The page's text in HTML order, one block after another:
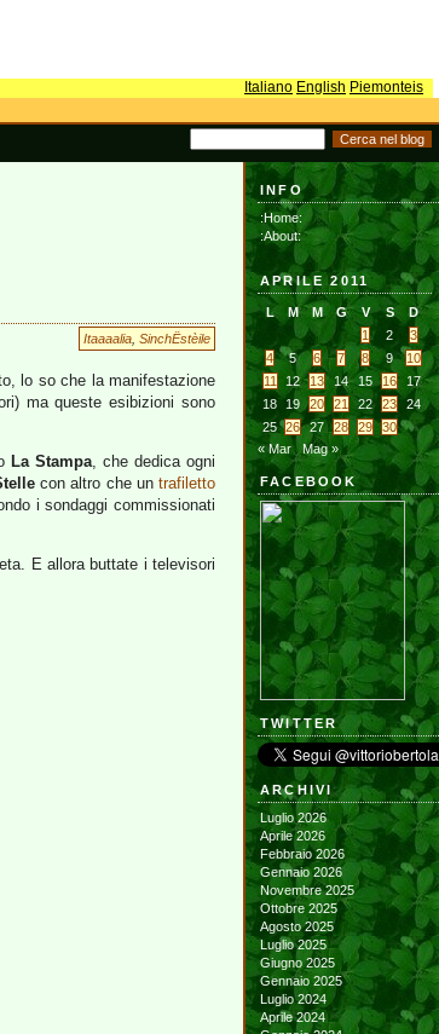
Italiano English Piemonteis
Itaaaalia SinchËstèile
lo so che la manifestazione
ma queste esibizioni sono
La Stampa, che dedica ogni
con altro che untrafiletto
i sondaggi commissionati
E allora buttate i televisori
INFO
:Home:
:About:
APRILE 2011
L M M G V S
D
1
2
3
4
5 6 7 8 9
10
11
12 13 14 15 16
17
18
19 20 21 22 23
24
25 26 27 28 29
30
« Mar
Mag »
FACEBOOK
TWITTER
ARCHIVI
Luglio 2026
Aprile 2026
Febbraio 2026
Gennaio 2026
Novembre 2025
Ottobre 2025
Agosto 2025
Luglio 2025
Giugno 2025
Gennaio 2025
Luglio 2024
Aprile 2024